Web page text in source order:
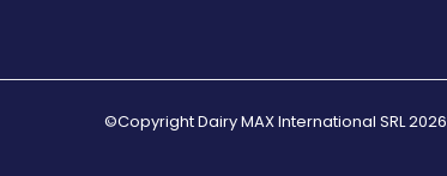
Saltele si covoare
©Copyright Dairy MAX International SRL 2026